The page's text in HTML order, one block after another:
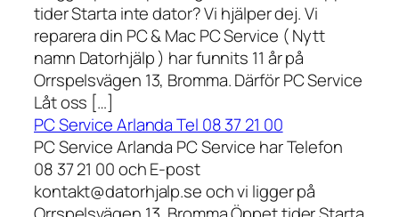
tider Starta inte dator? Vi hjälper dej. Vi
reparera din PC & Mac PC Service ( Nytt
namn Datorhjälp ) har funnits 11 år på
Orrspelsvägen 13, Bromma. Därför PC Service
Låt oss […]
PC Service Arlanda Tel 08 37 21 00
PC Service Arlanda PC Service har Telefon
08 37 21 00 och E-post
kontakt@datorhjalp.se och vi ligger på